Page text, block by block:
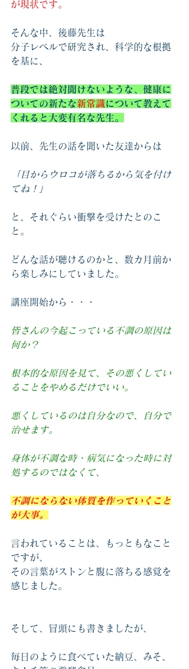
が現状です。
そんな中、後藤先生は
分子レベルで研究され、科学的な根拠
を基に、
普段では絶対聞けないような、健康に
ついての新たな新常識について教えて
くれると大変有名な先生。
以前、先生の話を聞いた友達からは
「目からウロコが落ちるから気を付け
てね！」
と、それぐらい衝撃を受けたとのこ
と。
どんな話が聴けるのかと、数カ月前か
ら楽しみにしていました。
講座開始から・・・
皆さんの今起こっている不調の原因は
何か？
根本的な原因を見て、その悪くしてい
ることをやめるだけでいい。
悪くしているのは自分なので、自分で
治せます。
身体が不調な時・病気になった時に対
処するのではなくて、
不調にならない体質を作っていくこと
が大事。
言われていることは、もっともなこと
ですが、
その言葉がストンと腹に落ちる感覚を
感じました。
そして、冒頭にも書きましたが、
毎日のように食べていた納豆、みそ、